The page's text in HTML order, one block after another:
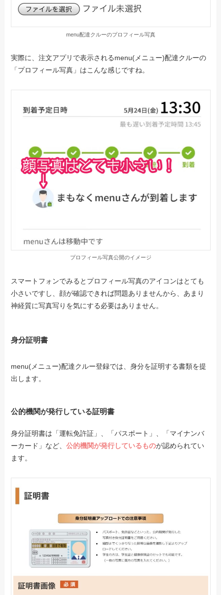
menu配達クルーのプロフィール写真
実際に、注文アプリで表示されるmenu(メニュー)配達クルーの
「プロフィール写真」はこんな感じですね。
プロフィール写真公開のイメージ
スマートフォンでみるとプロフィール写真のアイコンはとても
小さいですし、顔が確認できれば問題ありませんから、あまり
神経質に写真写りを気にする必要はありません。
身分証明書
menu(メニュー)配達クルー登録では、身分を証明する書類を提
出します。
公的機関が発行している証明書
身分証明書は「運転免許証」、「パスポート」、「マイナンバ
ーカード」など、公的機関が発行しているものが認められてい
ます。